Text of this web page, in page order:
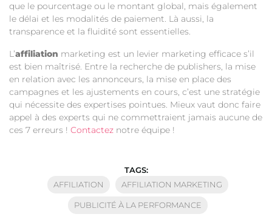
que le pourcentage ou le montant global, mais également
le délai et les modalités de paiement. Là aussi, la
transparence et la fluidité sont essentielles.
L’affiliation marketing est un levier marketing efficace s’il
est bien maîtrisé. Entre la recherche de publishers, la mise
en relation avec les annonceurs, la mise en place des
campagnes et les ajustements en cours, c’est une stratégie
qui nécessite des expertises pointues. Mieux vaut donc faire
appel à des experts qui ne commettraient jamais aucune de
ces 7 erreurs ! Contactez notre équipe !
TAGS:
AFFILIATION
AFFILIATION MARKETING
PUBLICITÉ À LA PERFORMANCE